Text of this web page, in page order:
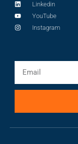
Linkedin
YouTube
Instagram